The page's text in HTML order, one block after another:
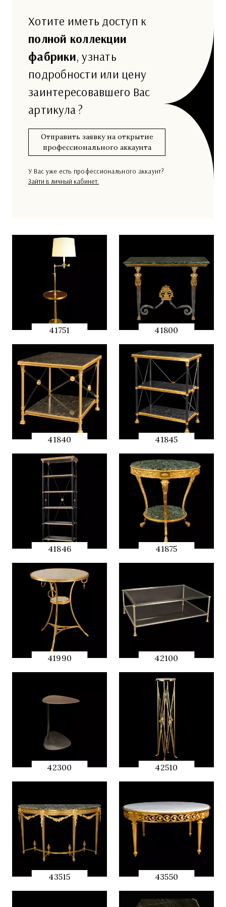
41751
QUICK
PREVIEW
41800
QUICK
PREVIEW
41840
QUICK
PREVIEW
41845
QUICK
PREVIEW
41846
QUICK
PREVIEW
41875
QUICK
41990
QUICK
42100
QUICK
PREVIEW
42300
QUICK
42510
QUICK
43515
QUICK
43550
QUICK
PREVIEW
Хотите иметь доступ к
полной коллекции
фабрики, узнать
подробности или цену
заинтересовавшего Вас
артикула ?
Отправить заявку на открытие
профессионального аккаунта
У Вас уже есть профессионального аккаунт?
Зайти в личный кабинет.